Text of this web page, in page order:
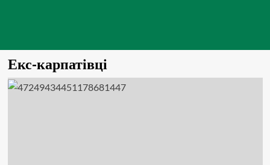
Екс-карпатівці